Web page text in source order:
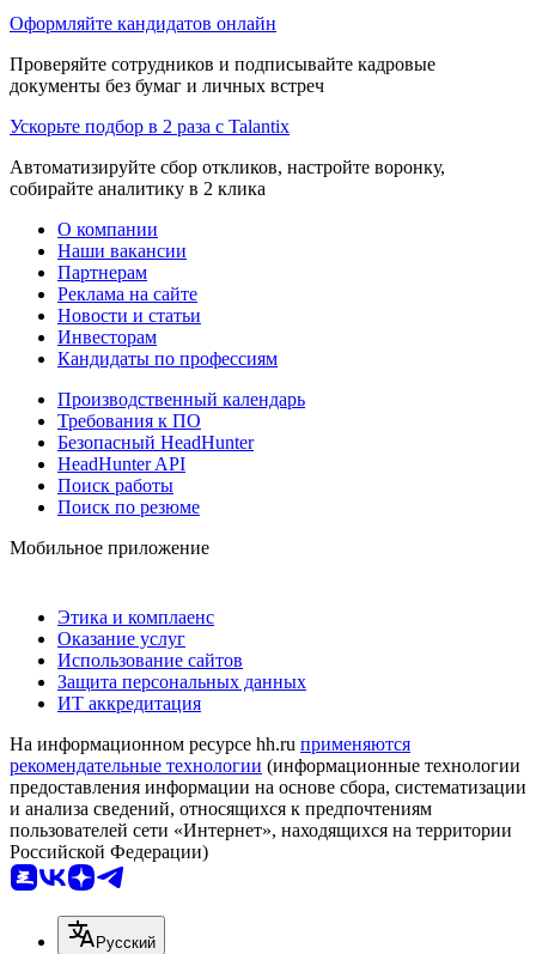
Оформляйте кандидатов онлайн
Проверяйте сотрудников и подписывайте кадровые
документы без бумаг и личных встреч
Ускорьте подбор в 2 раза с Talantix
Автоматизируйте сбор откликов, настройте воронку,
собирайте аналитику в 2 клика
О компании
Наши вакансии
Партнерам
Реклама на сайте
Новости и статьи
Инвесторам
Кандидаты по профессиям
Производственный календарь
Требования к ПО
Безопасный HeadHunter
HeadHunter API
Поиск работы
Поиск по резюме
Мобильное приложение
Этика и комплаенс
Оказание услуг
Использование сайтов
Защита персональных данных
ИТ аккредитация
На информационном ресурсе hh.ru применяются
рекомендательные технологии (информационные технологии
предоставления информации на основе сбора, систематизации
и анализа сведений, относящихся к предпочтениям
пользователей сети «Интернет», находящихся на территории
Российской Федерации)
Русский